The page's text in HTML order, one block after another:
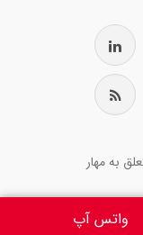
به مهار
واتس آپ